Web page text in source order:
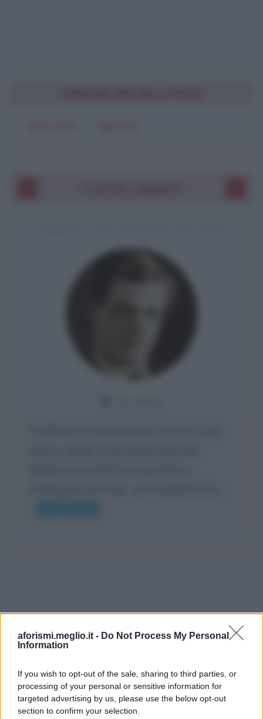
aforismi.meglio.it - Do Not Process My Personal
Information
If you wish to opt-out of the sale, sharing to third parties, or
processing of your personal or sensitive information for
targeted advertising by us, please use the below opt-out
section to confirm your selection.
Ricevi LE FRASI PIÙ BELLE via e-mail